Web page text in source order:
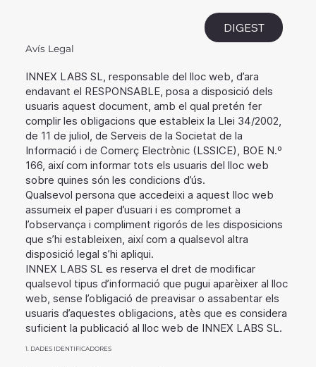
DIGEST
Avís Legal
INNEX LABS SL, responsable del lloc web, d’ara
endavant el RESPONSABLE, posa a disposició dels
usuaris aquest document, amb el qual pretén fer
complir les obligacions que estableix la Llei 34/2002,
de 11 de juliol, de Serveis de la Societat de la
Informació i de Comerç Electrònic (LSSICE), BOE N.º
166, així com informar tots els usuaris del lloc web
sobre quines són les condicions d’ús.
Qualsevol persona que accedeixi a aquest lloc web
assumeix el paper d’usuari i es compromet a
l’observança i compliment rigorós de les disposicions
que s’hi estableixen, així com a qualsevol altra
disposició legal s’hi apliqui.
INNEX LABS SL es reserva el dret de modificar
qualsevol tipus d’informació que pugui aparèixer al lloc
web, sense l’obligació de preavisar o assabentar els
usuaris d’aquestes obligacions, atès que es considera
suficient la publicació al lloc web de INNEX LABS SL.
1. DADES IDENTIFICADORES